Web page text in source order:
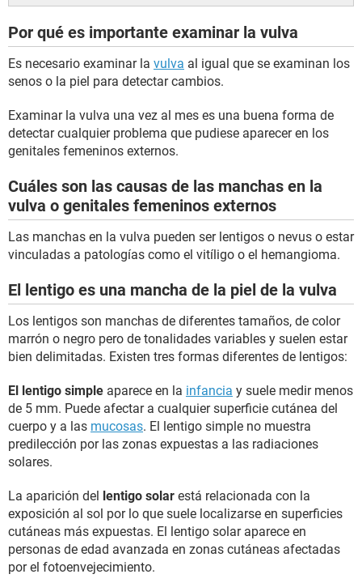
Por qué es importante examinar la vulva
Es necesario examinar la vulva al igual que se examinan los
senos o la piel para detectar cambios.
Examinar la vulva una vez al mes es una buena forma de
detectar cualquier problema que pudiese aparecer en los
genitales femeninos externos.
Cuáles son las causas de las manchas en la
vulva o genitales femeninos externos
Las manchas en la vulva pueden ser lentigos o nevus o estar
vinculadas a patologías como el vitíligo o el hemangioma.
El lentigo es una mancha de la piel de la vulva
Los lentigos son manchas de diferentes tamaños, de color
marrón o negro pero de tonalidades variables y suelen estar
bien delimitadas. Existen tres formas diferentes de lentigos:
El lentigo simple aparece en la infancia y suele medir menos
de 5 mm. Puede afectar a cualquier superficie cutánea del
cuerpo y a las mucosas. El lentigo simple no muestra
predilección por las zonas expuestas a las radiaciones
solares.
La aparición del lentigo solar está relacionada con la
exposición al sol por lo que suele localizarse en superficies
cutáneas más expuestas. El lentigo solar aparece en
personas de edad avanzada en zonas cutáneas afectadas
por el fotoenvejecimiento.